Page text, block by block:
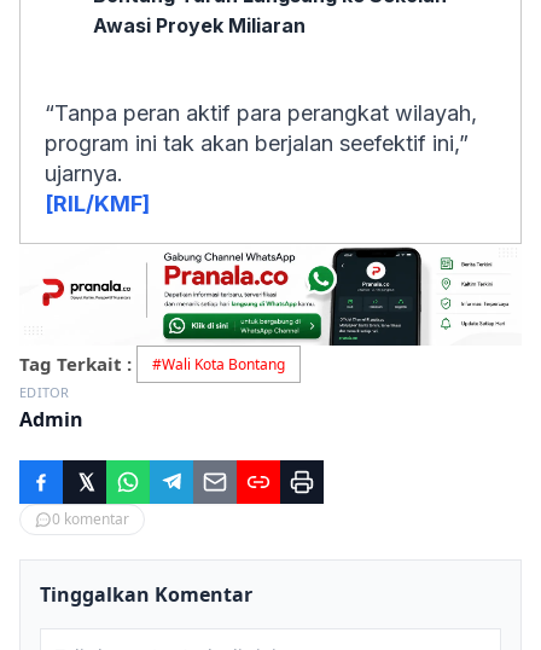
Awasi Proyek Miliaran
“Tanpa peran aktif para perangkat wilayah,
program ini tak akan berjalan seefektif ini,”
ujarnya.
[RIL/KMF]
Tag Terkait : #Wali Kota Bontang
EDITOR
Admin
0 komentar
Tinggalkan Komentar